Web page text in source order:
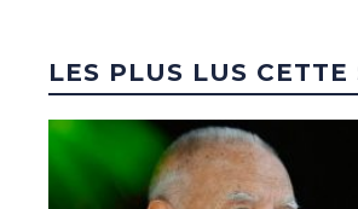
LES PLUS LUS CETTE